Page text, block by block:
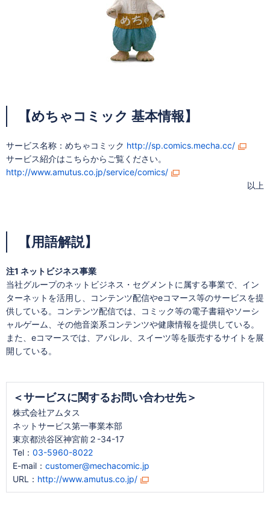
【めちゃコミック 基本情報】
サービス名称：めちゃコミック http://sp.comics.mecha.cc/
サービス紹介はこちらからご覧ください。
http://www.amutus.co.jp/service/comics/
以上
【用語解説】
注1 ネットビジネス事業
当社グループのネットビジネス・セグメントに属する事業で、イン
ターネットを活用し、コンテンツ配信やeコマース等のサービスを提
供している。コンテンツ配信では、コミック等の電子書籍やソーシ
ャルゲーム、その他音楽系コンテンツや健康情報を提供している。
また、eコマースでは、アパレル、スイーツ等を販売するサイトを展
開している。
＜サービスに関するお問い合わせ先＞
株式会社アムタス
ネットサービス第一事業本部
東京都渋谷区神宮前２-34-17
Tel： 03-5960-8022
E-mail： customer@mechacomic.jp
URL： http://www.amutus.co.jp/